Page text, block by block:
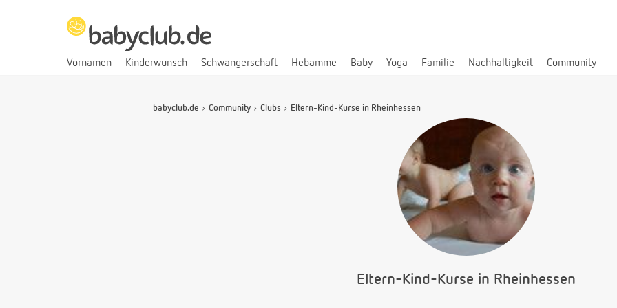
Vornamen Kinderwunsch Schwangerschaft Hebamme Baby Yoga Familie Nachhaltigkeit Community
babyclub.de Community Clubs Eltern-Kind-Kurse in Rheinhessen
Eltern-Kind-Kurse in Rheinhessen